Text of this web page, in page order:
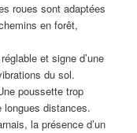
roues sont adaptées
en forêt,
et signe d’une
du sol.
poussette trop
longues distances.
la présence d’un